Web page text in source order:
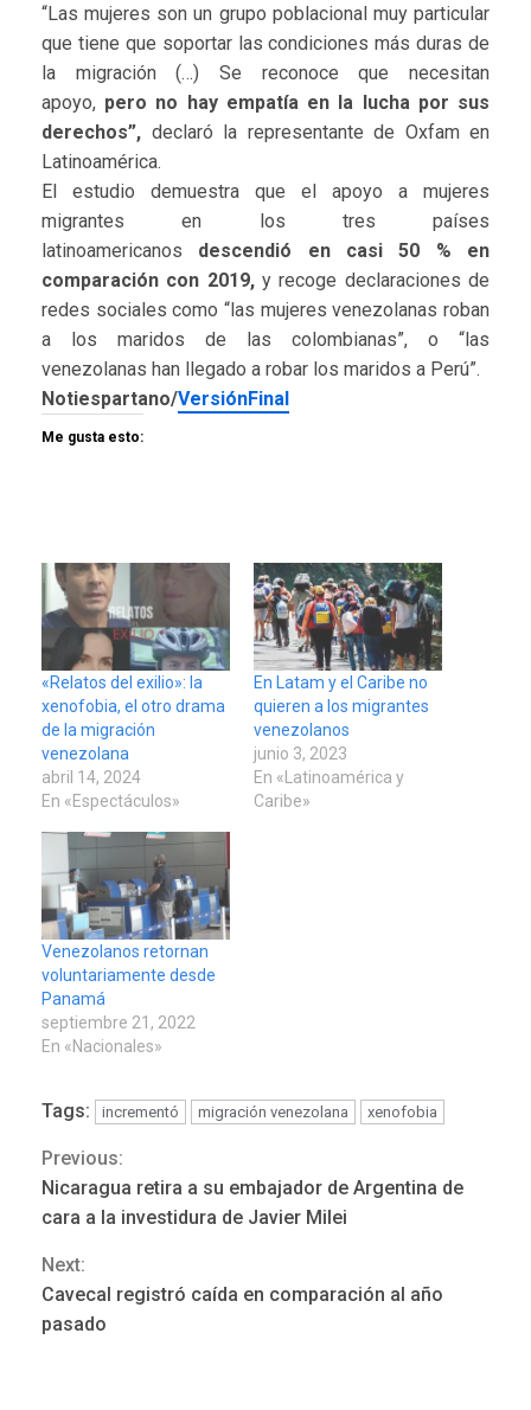
“Las mujeres son un grupo poblacional muy particular
que tiene que soportar las condiciones más duras de
la migración (…) Se reconoce que necesitan
apoyo, pero no hay empatía en la lucha por sus
derechos”, declaró la representante de Oxfam en
Latinoamérica.
El estudio demuestra que el apoyo a mujeres
migrantes en los tres países
latinoamericanos descendió en casi 50 % en
comparación con 2019,y recoge declaraciones de
redes sociales como “las mujeres venezolanas roban
a los maridos de las colombianas”, o “las
venezolanas han llegado a robar los maridos a Perú”.
Notiespartano/VersiónFinal
Me gusta esto:
«Relatos del exilio»: la
xenofobia, el otro drama
de la migración
venezolana
abril 14, 2024
En «Espectáculos»
En Latam y el Caribe no
quieren a los migrantes
venezolanos
junio 3, 2023
En «Latinoamérica y
Caribe»
Venezolanos retornan
voluntariamente desde
Panamá
septiembre 21, 2022
En «Nacionales»
Tags: incrementó migración venezolana xenofobia
Continue
Reading
Previous:
Nicaragua retira a su embajador de Argentina de
cara a la investidura de Javier Milei
Next:
Cavecal registró caída en comparación al año
pasado
3
Mariño fortalece capacidad
operativa con flota
gestión